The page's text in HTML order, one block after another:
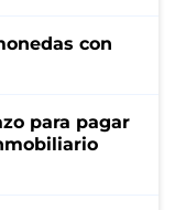
con
para pagar